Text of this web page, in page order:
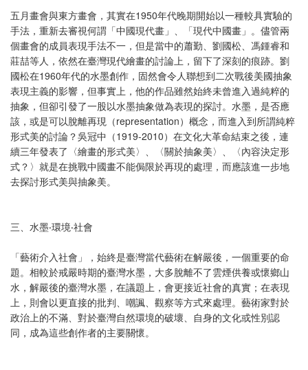
五月畫會與東方畫會，其實在1950年代晚期開始以一種較具實驗的
手法，重新去審視何謂「中國現代畫」、「現代中國畫」。儘管兩
個畫會的成員表現手法不一，但是當中的蕭勤、劉國松、馮鍾睿和
莊喆等人，依然在臺灣現代繪畫的討論上，留下了深刻的痕跡。劉
國松在1960年代的水墨創作，固然會令人聯想到二次戰後美國抽象
表現主義的影響，但事實上，他的作品雖然始終未曾進入過純粹的
抽象，但卻引發了一股以水墨抽象做為表現的探討。水墨，是否應
該，或是可以脫離再現（representation）概念，而進入到所謂純粹
形式美的討論？吳冠中（1919-2010）在文化大革命結束之後，連
續三年發表了〈繪畫的形式美〉、〈關於抽象美〉、〈內容決定形
式？〉就是在挑戰中國畫不能侷限於再現的處理，而應該進一步地
去探討形式美與抽象美。
三、水墨‧環境‧社會
「藝術介入社會」，始終是臺灣當代藝術在解嚴後，一個重要的命
題。相較於戒嚴時期的臺灣水墨，大多脫離不了雲煙供養或懷鄉山
水，解嚴後的臺灣水墨，在議題上，會更接近社會的真實；在表現
上，則會以更直接的批判、嘲諷、觀察等方式來處理。藝術家對於
政治上的不滿、對於臺灣自然環境的破壞、自身的文化或性別認
同，成為這些創作者的主要關懷。